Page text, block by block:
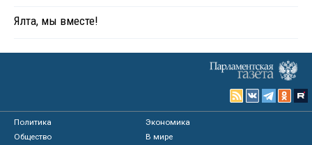
Ялта, мы вместе!
Политика
Экономика
Общество
В мире